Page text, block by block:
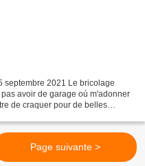
septembre 2021 Le bricolage
avoir de garage où m'adonner
de craquer pour de belles
Page suivante >